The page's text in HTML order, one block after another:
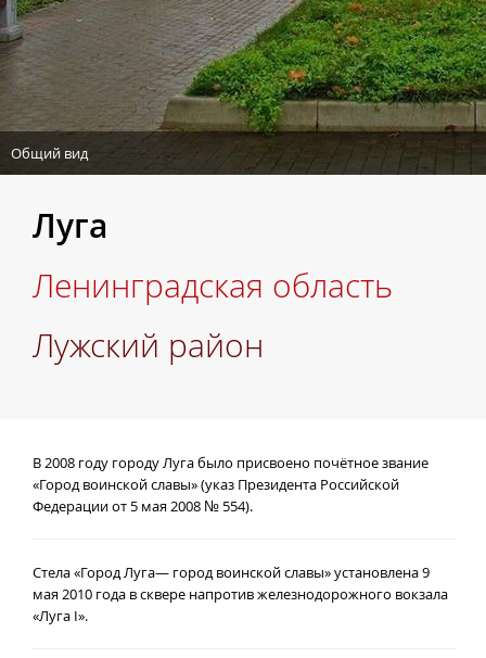
Общий вид
Луга
Ленинградская область
Лужский район
В 2008 году городу Луга было присвоено почётное звание
«Город воинской славы» (указ Президента Российской
Федерации от 5 мая 2008 № 554).
Стела «Город Луга— город воинской славы» установлена 9
мая 2010 года в сквере напротив железнодорожного вокзала
«Луга I».